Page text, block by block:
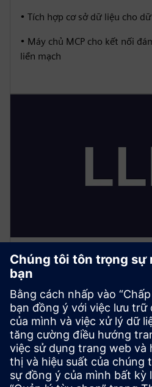
• Tích hợp cơ sở dữ liệu cho
• Máy chủ MCP cho kết nối
liền mạch
Mô hình ngôn
• Tương tác ngôn ngữ tự
hàng
• Tạo thông tin chi tiết và
• Kiểm soát thực hiện các